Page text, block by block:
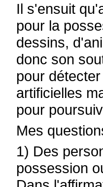
Il s'ensuit
pour la
dessins,
donc son
pour
artificielles
pour
Mes
1) Des
possession